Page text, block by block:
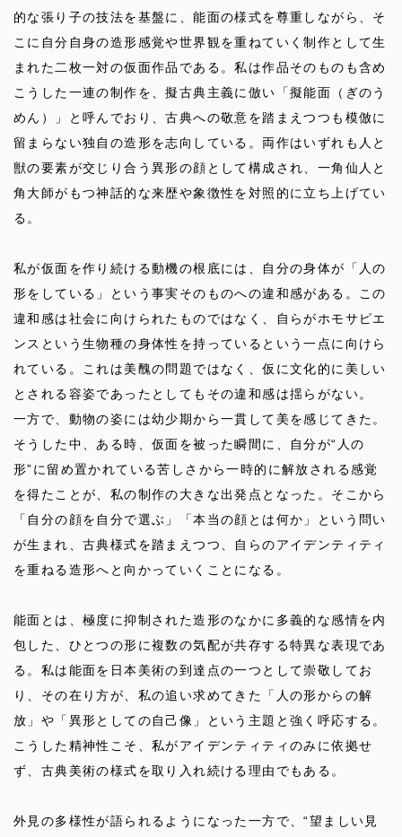
的な張り子の技法を基盤に、能面の様式を尊重しながら、そ
こに自分自身の造形感覚や世界観を重ねていく制作として生
まれた二枚一対の仮面作品である。私は作品そのものも含め
こうした一連の制作を、擬古典主義に倣い「擬能面（ぎのう
めん）」と呼んでおり、古典への敬意を踏まえつつも模倣に
留まらない独自の造形を志向している。両作はいずれも人と
獣の要素が交じり合う異形の顔として構成され、一角仙人と
角大師がもつ神話的な来歴や象徴性を対照的に立ち上げてい
る。
私が仮面を作り続ける動機の根底には、自分の身体が「人の
形をしている」という事実そのものへの違和感がある。この
違和感は社会に向けられたものではなく、自らがホモサピエ
ンスという生物種の身体性を持っているという一点に向けら
れている。これは美醜の問題ではなく、仮に文化的に美しい
とされる容姿であったとしてもその違和感は揺らがない。
一方で、動物の姿には幼少期から一貫して美を感じてきた。
そうした中、ある時、仮面を被った瞬間に、自分が“人の
形”に留め置かれている苦しさから一時的に解放される感覚
を得たことが、私の制作の大きな出発点となった。そこから
「自分の顔を自分で選ぶ」「本当の顔とは何か」という問い
が生まれ、古典様式を踏まえつつ、自らのアイデンティティ
を重ねる造形へと向かっていくことになる。
能面とは、極度に抑制された造形のなかに多義的な感情を内
包した、ひとつの形に複数の気配が共存する特異な表現であ
る。私は能面を日本美術の到達点の一つとして崇敬してお
り、その在り方が、私の追い求めてきた「人の形からの解
放」や「異形としての自己像」という主題と強く呼応する。
こうした精神性こそ、私がアイデンティティのみに依拠せ
ず、古典美術の様式を取り入れ続ける理由でもある。
外見の多様性が語られるようになった一方で、“望ましい見